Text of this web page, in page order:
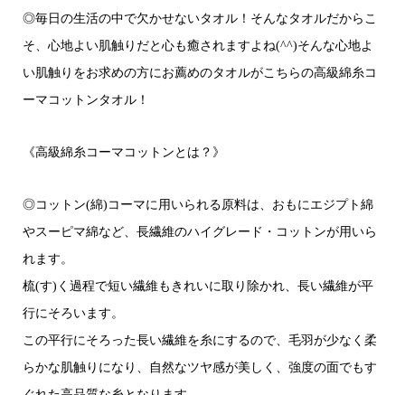
◎毎日の生活の中で欠かせないタオル！そんなタオルだからこ
そ、心地よい肌触りだと心も癒されますよね(^^)そんな心地よ
い肌触りをお求めの方にお薦めのタオルがこちらの高級綿糸コ
ーマコットンタオル！
《高級綿糸コーマコットンとは？》
◎コットン(綿)コーマに用いられる原料は、おもにエジプト綿
やスーピマ綿など、長繊維のハイグレード・コットンが用いら
れます。
梳(す)く過程で短い繊維もきれいに取り除かれ、長い繊維が平
行にそろいます。
この平行にそろった長い繊維を糸にするので、毛羽が少なく柔
らかな肌触りになり、自然なツヤ感が美しく、強度の面でもす